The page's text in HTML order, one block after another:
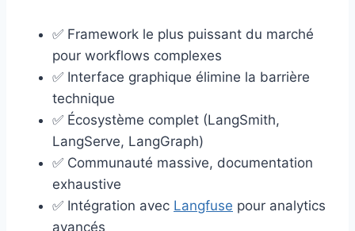
✅ Framework le plus puissant du marché
pour workflows complexes
✅ Interface graphique élimine la barrière
technique
✅ Écosystème complet (LangSmith,
LangServe, LangGraph)
✅ Communauté massive, documentation
exhaustive
✅ Intégration avec Langfuse pour analytics
avancés